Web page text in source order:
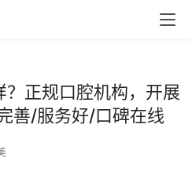
正规口腔机构，开展
善/服务好/口碑在线